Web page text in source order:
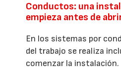
Conductos: una
empieza antes de
En los sistemas por
del trabajo se realiza
comenzar la instalación.